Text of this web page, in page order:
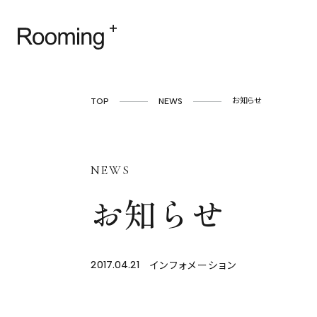
TOP NEWS お知らせ
NEWS
お知らせ
2017.04.21 インフォメーション